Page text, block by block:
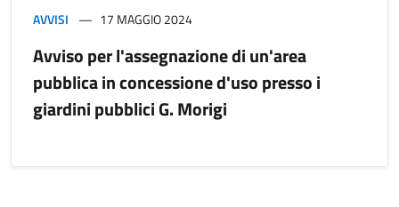
AVVISI 17 MAGGIO 2024
Avviso per l'assegnazione di un'area
pubblica in concessione d'uso presso i
giardini pubblici G. Morigi